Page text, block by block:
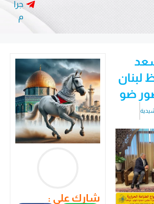
جرا
م
ضو
شارك على :